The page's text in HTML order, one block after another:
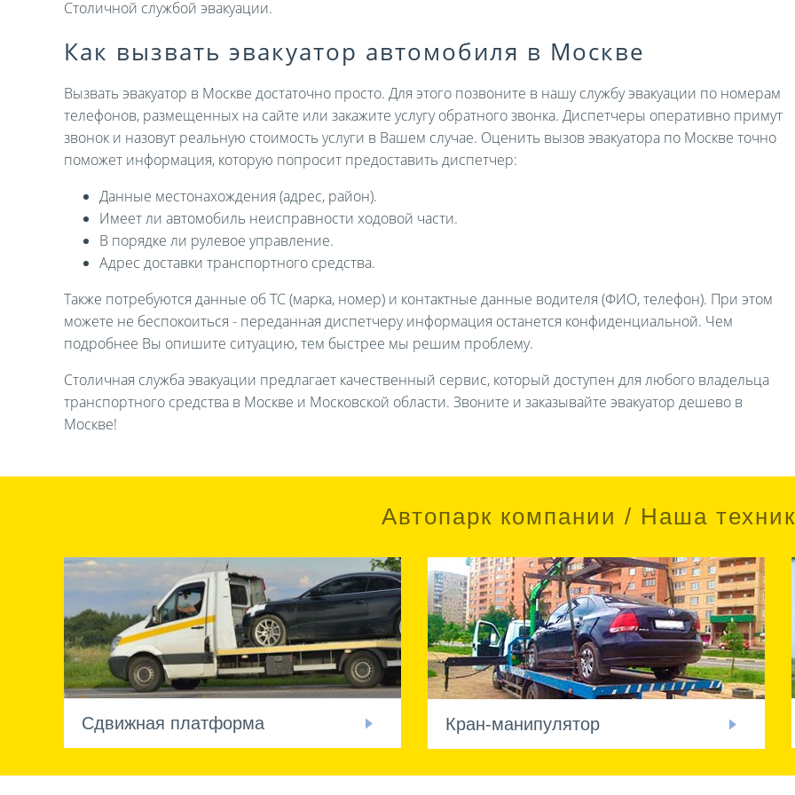
Столичной службой эвакуации.
Как вызвать эвакуатор автомобиля в Москве
Вызвать эвакуатор в Москве достаточно просто. Для этого позвоните в нашу службу эвакуации по номерам
телефонов, размещенных на сайте или закажите услугу обратного звонка. Диспетчеры оперативно примут
звонок и назовут реальную стоимость услуги в Вашем случае. Оценить вызов эвакуатора по Москве точно
поможет информация, которую попросит предоставить диспетчер:
Данные местонахождения (адрес, район).
Имеет ли автомобиль неисправности ходовой части.
В порядке ли рулевое управление.
Адрес доставки транспортного средства.
Также потребуются данные об ТС (марка, номер) и контактные данные водителя (ФИО, телефон). При этом
можете не беспокоиться - переданная диспетчеру информация останется конфиденциальной. Чем
подробнее Вы опишите ситуацию, тем быстрее мы решим проблему.
Столичная служба эвакуации предлагает качественный сервис, который доступен для любого владельца
транспортного средства в Москве и Московской области. Звоните и заказывайте эвакуатор дешево в
Москве!
Автопарк компании / Наша
Сдвижная платформа Кран-манипулятор